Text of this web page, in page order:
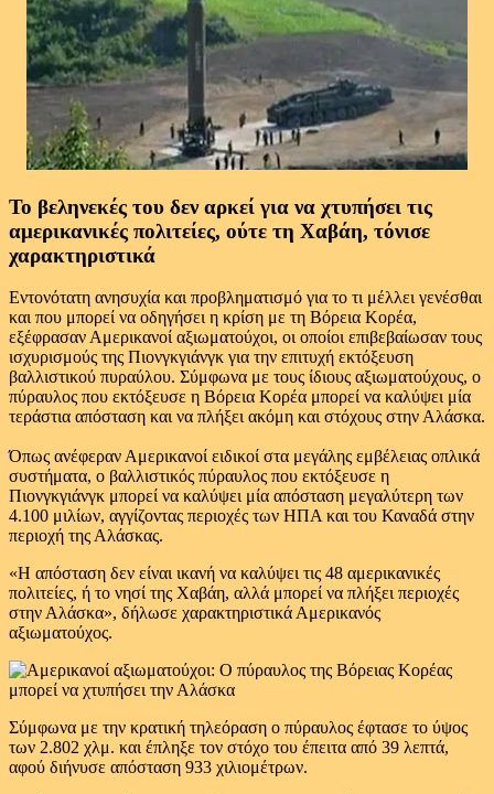
Το βεληνεκές του δεν αρκεί για να χτυπήσει τις
αμερικανικές πολιτείες, ούτε τη Χαβάη, τόνισε
χαρακτηριστικά
Εντονότατη ανησυχία και προβληματισμό για το τι μέλλει γενέσθαι
και που μπορεί να οδηγήσει η κρίση με τη Βόρεια Κορέα,
εξέφρασαν Αμερικανοί αξιωματούχοι, οι οποίοι επιβεβαίωσαν τους
ισχυρισμούς της Πιονγκγιάνγκ για την επιτυχή εκτόξευση
βαλλιστικού πυραύλου. Σύμφωνα με τους ίδιους αξιωματούχους, ο
πύραυλος που εκτόξευσε η Βόρεια Κορέα μπορεί να καλύψει μία
τεράστια απόσταση και να πλήξει ακόμη και στόχους στην Αλάσκα.
Όπως ανέφεραν Αμερικανοί ειδικοί στα μεγάλης εμβέλειας οπλικά
συστήματα, ο βαλλιστικός πύραυλος που εκτόξευσε η
Πιονγκγιάνγκ μπορεί να καλύψει μία απόσταση μεγαλύτερη των
4.100 μιλίων, αγγίζοντας περιοχές των ΗΠΑ και του Καναδά στην
περιοχή της Αλάσκας.
«Η απόσταση δεν είναι ικανή να καλύψει τις 48 αμερικανικές
πολιτείες, ή το νησί της Χαβάη, αλλά μπορεί να πλήξει περιοχές
στην Αλάσκα», δήλωσε χαρακτηριστικά Αμερικανός
αξιωματούχος.
Σύμφωνα με την κρατική τηλεόραση ο πύραυλος έφτασε το ύψος
των 2.802 χλμ. και έπληξε τον στόχο του έπειτα από 39 λεπτά,
αφού διήνυσε απόσταση 933 χιλιομέτρων.